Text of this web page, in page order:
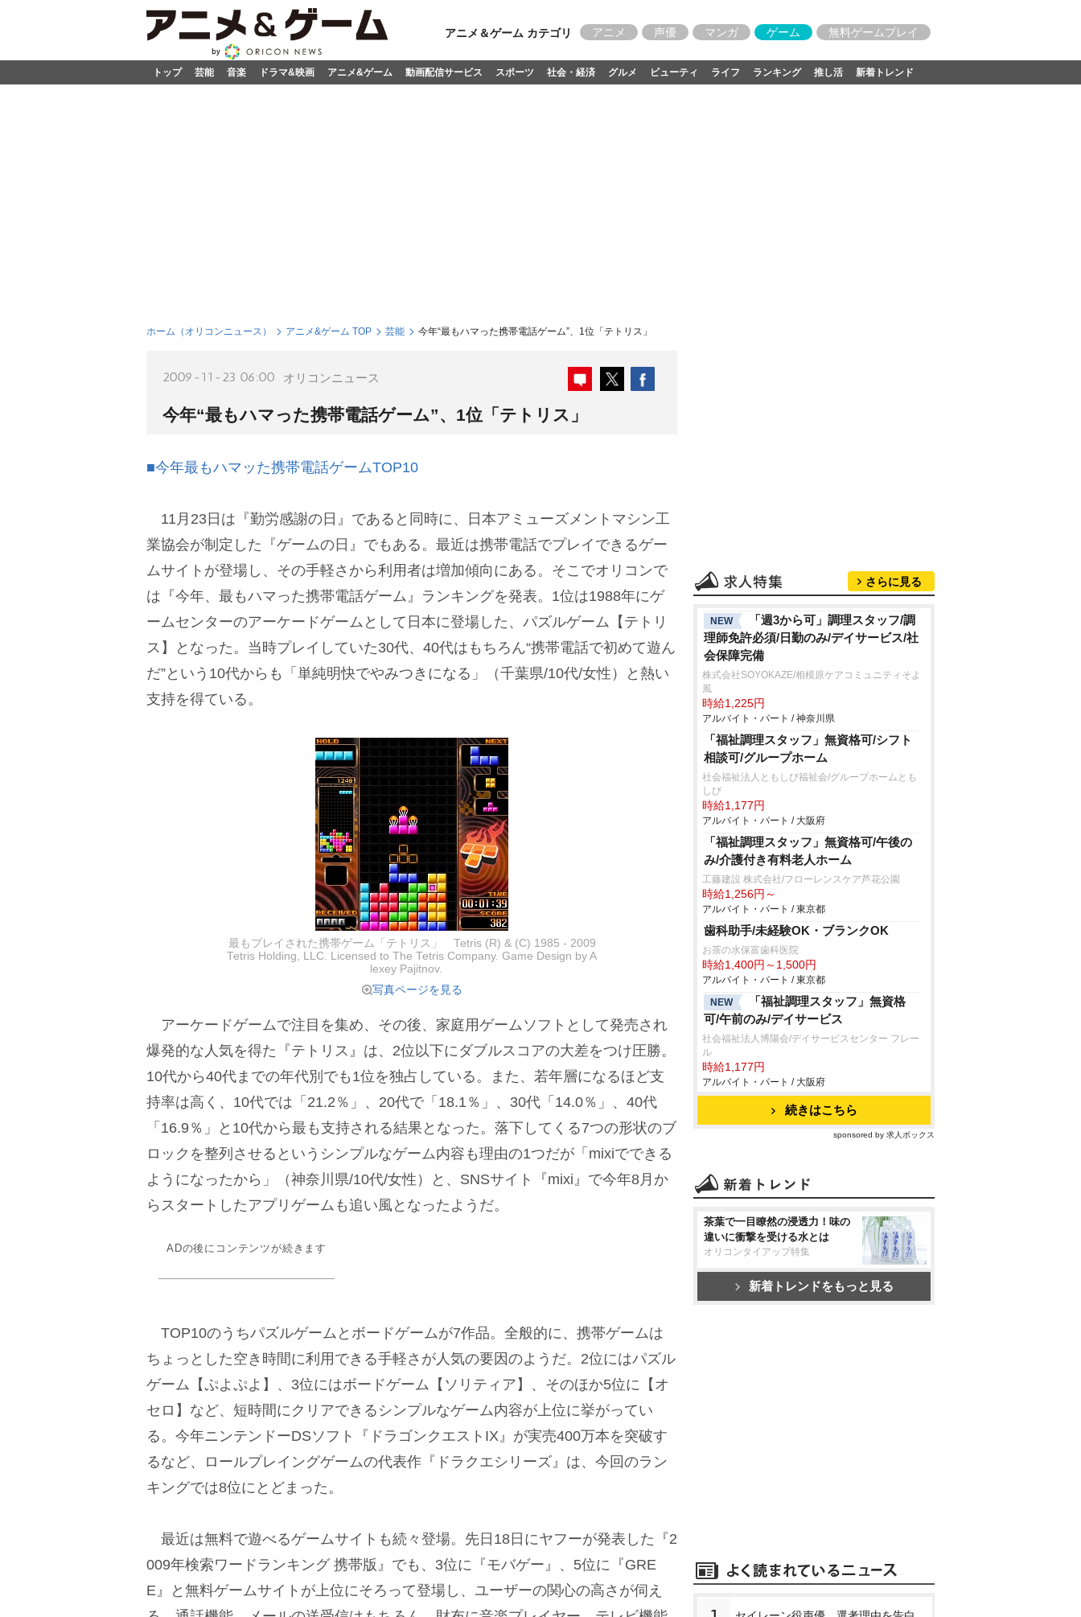
アニメ＆ゲーム カテゴリ アニメ 声優 マンガ ゲーム 無料ゲームプレイ
トップ 芸能 音楽 ドラマ&映画 アニメ&ゲーム 動画配信サービス スポーツ 社会・経済 グルメ ビューティ ライフ ランキング 推し活 新着トレンド
ホーム（オリコンニュース） アニメ&ゲーム TOP 芸能 今年“最もハマった携帯電話ゲーム”、1位「テトリス」
2009-11-23 06:00 オリコンニュース
今年“最もハマった携帯電話ゲーム”、1位「テトリス」
■今年最もハマッた携帯電話ゲームTOP10
11月23日は『勤労感謝の日』であると同時に、日本アミューズメントマシン工
業協会が制定した『ゲームの日』でもある。最近は携帯電話でプレイできるゲー
ムサイトが登場し、その手軽さから利用者は増加傾向にある。そこでオリコンで
は『今年、最もハマった携帯電話ゲーム』ランキングを発表。1位は1988年にゲ
ームセンターのアーケードゲームとして日本に登場した、パズルゲーム【テトリ
ス】となった。当時プレイしていた30代、40代はもちろん“携帯電話で初めて遊ん
だ”という10代からも「単純明快でやみつきになる」（千葉県/10代/女性）と熱い
支持を得ている。
最もプレイされた携帯ゲーム「テトリス」 Tetris (R) & (C) 1985 - 2009
Tetris Holding, LLC. Licensed to The Tetris Company. Game Design by A
lexey Pajitnov.
写真ページを見る
アーケードゲームで注目を集め、その後、家庭用ゲームソフトとして発売され
爆発的な人気を得た『テトリス』は、2位以下にダブルスコアの大差をつけ圧勝。
10代から40代までの年代別でも1位を独占している。また、若年層になるほど支
持率は高く、10代では「21.2％」、20代で「18.1％」、30代「14.0％」、40代
「16.9％」と10代から最も支持される結果となった。落下してくる7つの形状のブ
ロックを整列させるというシンプルなゲーム内容も理由の1つだが「mixiでできる
ようになったから」（神奈川県/10代/女性）と、SNSサイト『mixi』で今年8月か
らスタートしたアプリゲームも追い風となったようだ。
ADの後にコンテンツが続きます
TOP10のうちパズルゲームとボードゲームが7作品。全般的に、携帯ゲームは
ちょっとした空き時間に利用できる手軽さが人気の要因のようだ。2位にはパズル
ゲーム【ぷよぷよ】、3位にはボードゲーム【ソリティア】、そのほか5位に【オ
セロ】など、短時間にクリアできるシンプルなゲーム内容が上位に挙がってい
る。今年ニンテンドーDSソフト『ドラゴンクエストIX』が実売400万本を突破す
るなど、ロールプレイングゲームの代表作『ドラクエシリーズ』は、今回のラン
キングでは8位にとどまった。
最近は無料で遊べるゲームサイトも続々登場。先日18日にヤフーが発表した『2
009年検索ワードランキング 携帯版』でも、3位に『モバゲー』、5位に『GRE
E』と無料ゲームサイトが上位にそろって登場し、ユーザーの関心の高さが伺え
さらに見る
NEW
「週3から可」調理スタッフ/調
理師免許必須/日勤のみ/デイサービス/社
会保障完備
株式会社SOYOKAZE/相模原ケアコミュニティそよ
風
時給1,225円
アルバイト・パート / 神奈川県
「福祉調理スタッフ」無資格可/シフト
相談可/グループホーム
社会福祉法人ともしび福祉会/グループホームとも
しび
時給1,177円
アルバイト・パート / 大阪府
「福祉調理スタッフ」無資格可/午後の
み/介護付き有料老人ホーム
工藤建設 株式会社/フローレンスケア芦花公園
時給1,256円～
アルバイト・パート / 東京都
歯科助手/未経験OK・ブランクOK
お茶の水保富歯科医院
時給1,400円～1,500円
アルバイト・パート / 東京都
NEW
「福祉調理スタッフ」無資格
可/午前のみ/デイサービス
社会福祉法人博陽会/デイサービスセンター フレー
ル
時給1,177円
アルバイト・パート / 大阪府
続きはこちら
sponsored by 求人ボックス
茶葉で一目瞭然の浸透力！味の
違いに衝撃を受ける水とは
オリコンタイアップ特集
新着トレンドをもっと見る